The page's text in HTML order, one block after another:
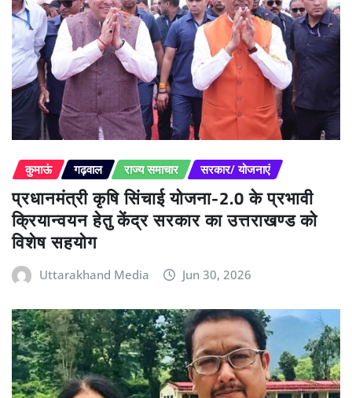
कुमाऊं गढ़वाल राज्य समाचार सरकार/ योजनाएं
प्रधानमंत्री कृषि सिंचाई योजना-2.0 के प्रभावी
क्रियान्वयन हेतु केंद्र सरकार का उत्तराखण्ड को
विशेष सहयोग
Uttarakhand Media Jun 30, 2026